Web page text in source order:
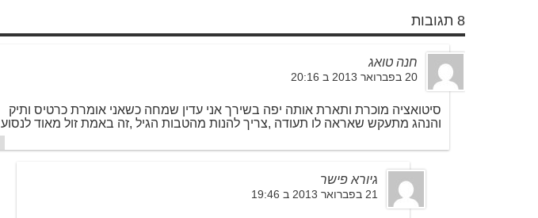
8 תגובות
חנה טואג
20 בפברואר 2013 ב 20:16
סיטואציה מוכרת ותארת אותה יפה בשירך אני עדין שמחה כשאני אומרת כרטיס ותיק
והנהג מתעקש שאראה לו תעודה ,צריך להנות מהטבות הגיל ,זה באמת זול מאוד לנסוע
גיורא פישר
21 בפברואר 2013 ב 19:46